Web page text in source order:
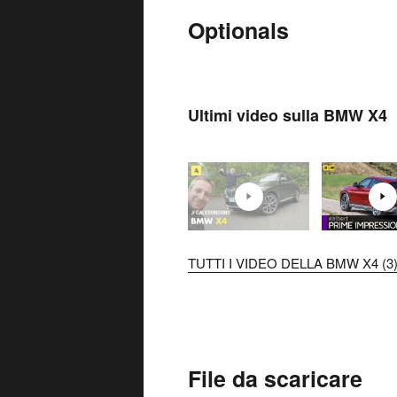
Optionals
Ultimi video sulla BMW X4
TUTTI I VIDEO DELLA BMW X4 (3)
File da scaricare